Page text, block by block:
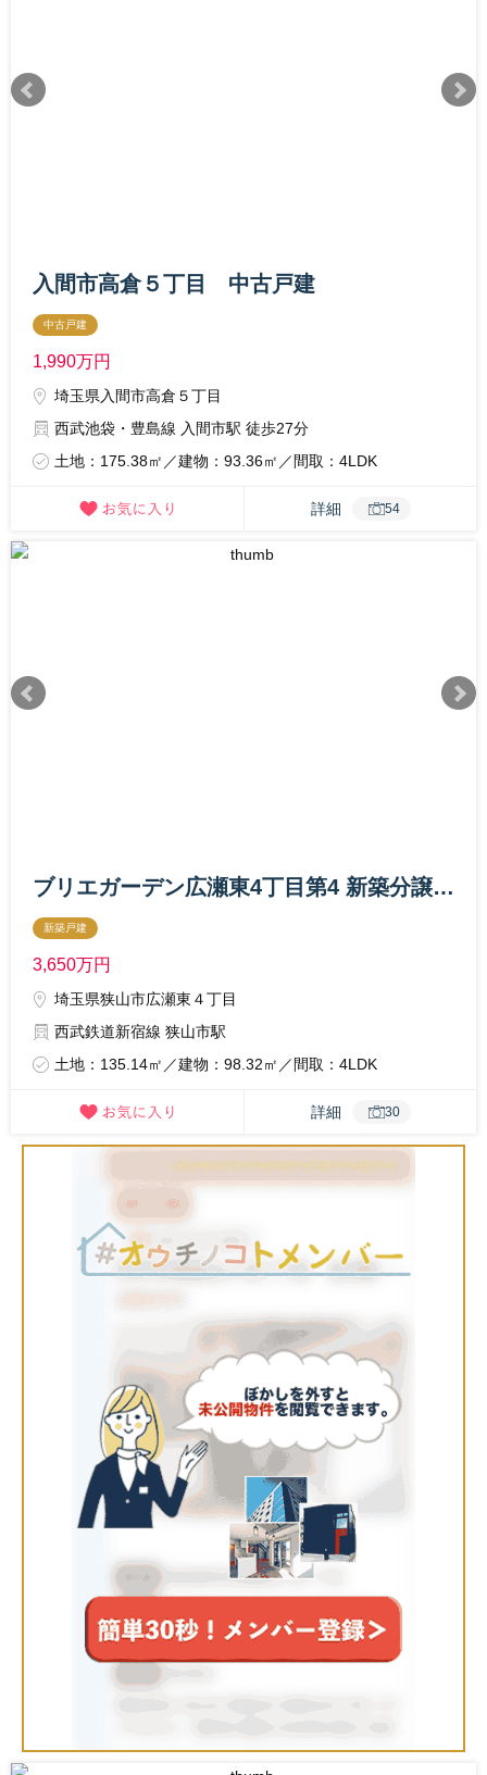
入間市高倉５丁目 中古戸建
中古戸建
1,990万円
埼玉県入間市高倉５丁目
西武池袋・豊島線 入間市駅 徒歩27分
土地：175.38㎡／建物：93.36㎡／間取：4LDK
詳細 54
ブリエガーデン広瀬東4丁目第4 新築分譲住宅 1号棟
新築戸建
3,650万円
埼玉県狭山市広瀬東４丁目
西武鉄道新宿線 狭山市駅
土地：135.14㎡／建物：98.32㎡／間取：4LDK
詳細 30